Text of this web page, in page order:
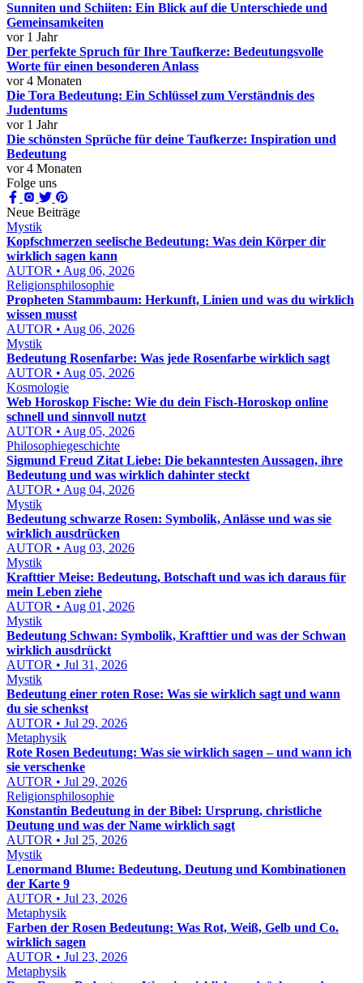
Sunniten und Schiiten: Ein Blick auf die Unterschiede und
Gemeinsamkeiten
vor 1 Jahr
Der perfekte Spruch für Ihre Taufkerze: Bedeutungsvolle
Worte für einen besonderen Anlass
vor 4 Monaten
Die Tora Bedeutung: Ein Schlüssel zum Verständnis des
Judentums
vor 1 Jahr
Die schönsten Sprüche für deine Taufkerze: Inspiration und
Bedeutung
vor 4 Monaten
Folge uns
Neue Beiträge
Mystik
Kopfschmerzen seelische Bedeutung: Was dein Körper dir
wirklich sagen kann
AUTOR • Aug 06, 2026
Religionsphilosophie
Propheten Stammbaum: Herkunft, Linien und was du wirklich
wissen musst
AUTOR • Aug 06, 2026
Mystik
Bedeutung Rosenfarbe: Was jede Rosenfarbe wirklich sagt
AUTOR • Aug 05, 2026
Kosmologie
Web Horoskop Fische: Wie du dein Fisch-Horoskop online
schnell und sinnvoll nutzt
AUTOR • Aug 05, 2026
Philosophiegeschichte
Sigmund Freud Zitat Liebe: Die bekanntesten Aussagen, ihre
Bedeutung und was wirklich dahinter steckt
AUTOR • Aug 04, 2026
Mystik
Bedeutung schwarze Rosen: Symbolik, Anlässe und was sie
wirklich ausdrücken
AUTOR • Aug 03, 2026
Mystik
Krafttier Meise: Bedeutung, Botschaft und was ich daraus für
mein Leben ziehe
AUTOR • Aug 01, 2026
Mystik
Bedeutung Schwan: Symbolik, Krafttier und was der Schwan
wirklich ausdrückt
AUTOR • Jul 31, 2026
Mystik
Bedeutung einer roten Rose: Was sie wirklich sagt und wann
du sie schenkst
AUTOR • Jul 29, 2026
Metaphysik
Rote Rosen Bedeutung: Was sie wirklich sagen – und wann ich
sie verschenke
AUTOR • Jul 29, 2026
Religionsphilosophie
Konstantin Bedeutung in der Bibel: Ursprung, christliche
Deutung und was der Name wirklich sagt
AUTOR • Jul 25, 2026
Mystik
Lenormand Blume: Bedeutung, Deutung und Kombinationen
der Karte 9
AUTOR • Jul 23, 2026
Metaphysik
Farben der Rosen Bedeutung: Was Rot, Weiß, Gelb und Co.
wirklich sagen
AUTOR • Jul 23, 2026
Metaphysik